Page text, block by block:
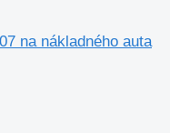
na nákladného auta